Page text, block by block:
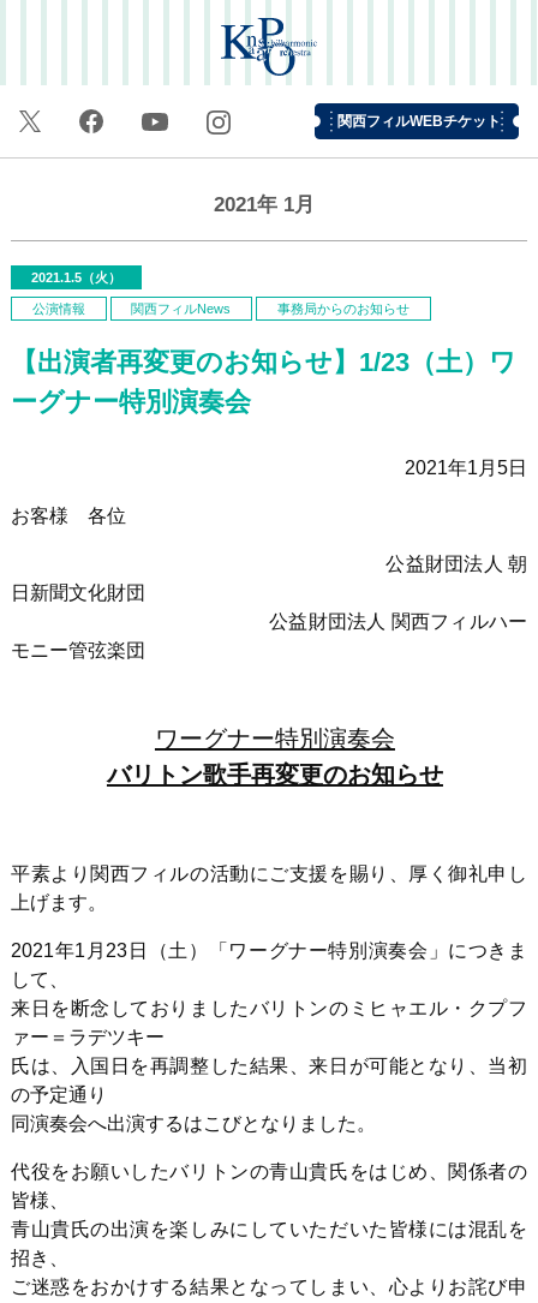
関西フィルWEBチケット
2021年 1月
2021.1.5（火）
公演情報 関西フィルNews 事務局からのお知らせ
【出演者再変更のお知らせ】1/23（土）ワ
ーグナー特別演奏会
2021年1月5日
お客様 各位
公益財団法人 朝
日新聞文化財団
公益財団法人 関西フィルハー
モニー管弦楽団
ワーグナー特別演奏会
バリトン歌手再変更のお知らせ
平素より関西フィルの活動にご支援を賜り、厚く御礼申し
上げます。
2021年1 月 23 日（土）「ワーグナー特別演奏会」につきま
して、
来日を断念しておりましたバリトンのミヒャエル・クプフ
ァー＝ラデツキー
氏は、入国日を再調整した結果、来日が可能となり、当初
の予定通り
同演奏会へ出演するはこびとなりました。
代役をお願いしたバリトンの青山貴氏をはじめ、関係者の
皆様、
青山貴氏の出演を楽しみにしていただいた皆様には混乱を
招き、
ご迷惑をおかけする結果となってしまい、心よりお詫び申